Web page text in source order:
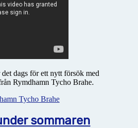
dags för ett nytt försök med
Rymdhamn Tycho Brahe.
Tycho Brahe
sommaren